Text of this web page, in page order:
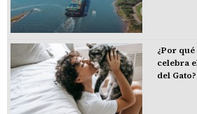
¿Por
celebra
del Gato?